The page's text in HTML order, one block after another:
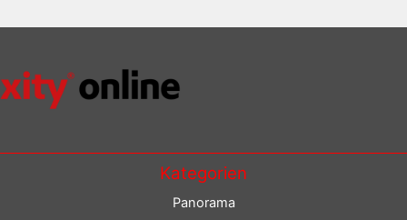
Kategorien
Panorama